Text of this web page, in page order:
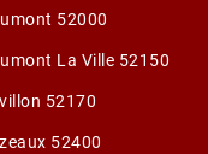
52000
La Ville 52150
52170
52400